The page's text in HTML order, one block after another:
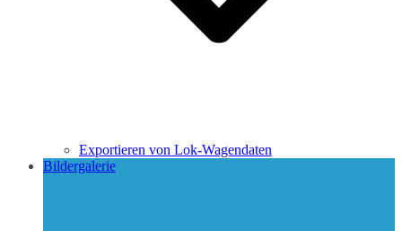
Exportieren von Lok-Wagendaten
Bildergalerie